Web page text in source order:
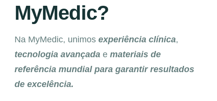
MyMedic?
Na MyMedic, unimos experiência clínica,
tecnologia avançada e materiais de
referência mundial para garantir resultados
de excelência.